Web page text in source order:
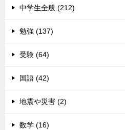
中学生全般 (212)
勉強 (137)
受験 (64)
国語 (42)
地震や災害 (2)
数学 (16)